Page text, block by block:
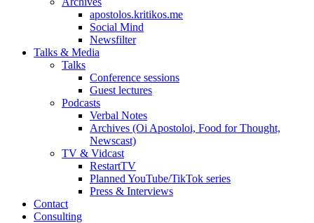
apostolos.kritikos.me
Social Mind
Newsfilter
Talks & Media
Talks
Conference sessions
Guest lectures
Podcasts
Verbal Notes
Archives (Oi Apostoloi, Food for Thought,
Newscast)
TV & Vidcast
RestartTV
Planned YouTube/TikTok series
Press & Interviews
Contact
Consulting